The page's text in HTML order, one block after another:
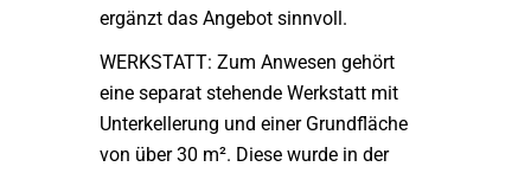
ergänzt das Angebot sinnvoll.
WERKSTATT: Zum Anwesen gehört
eine separat stehende Werkstatt mit
Unterkellerung und einer Grundfläche
von über 30 m². Diese wurde in der